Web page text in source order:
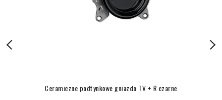
Ceramiczne podtynkowe gniazdo TV + R czarne